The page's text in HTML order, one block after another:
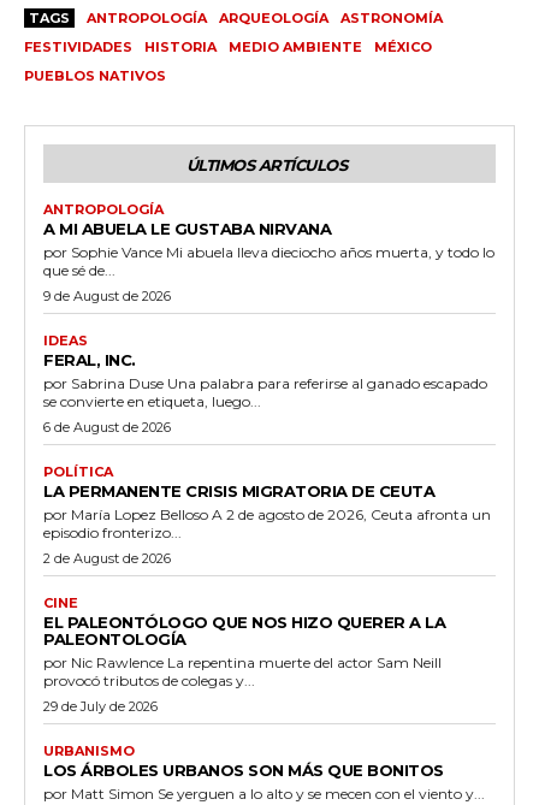
TAGS ANTROPOLOGÍA ARQUEOLOGÍA
ASTRONOMÍA
FESTIVIDADES
HISTORIA MEDIO AMBIENTE
MÉXICO
PUEBLOS NATIVOS
ÚLTIMOS ARTÍCULOS
ANTROPOLOGÍA
A MI ABUELA LE GUSTABA NIRVANA
por Sophie Vance Mi abuela lleva dieciocho años muerta, y todo lo
que sé de...
9 de August de 2026
IDEAS
FERAL, INC.
por Sabrina Duse Una palabra para referirse al ganado escapado
se convierte en etiqueta, luego...
6 de August de 2026
POLÍTICA
LA PERMANENTE CRISIS MIGRATORIA DE CEUTA
por María Lopez Belloso A 2 de agosto de 2026, Ceuta afronta un
episodio fronterizo...
2 de August de 2026
CINE
EL PALEONTÓLOGO QUE NOS HIZO QUERER A LA
PALEONTOLOGÍA
por Nic Rawlence La repentina muerte del actor Sam Neill
provocó tributos de colegas y...
29 de July de 2026
URBANISMO
LOS ÁRBOLES URBANOS SON MÁS QUE BONITOS
por Matt Simon Se yerguen a lo alto y se mecen con el viento y...